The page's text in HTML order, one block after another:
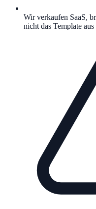
Wir verkaufen SaaS,
nicht das Template